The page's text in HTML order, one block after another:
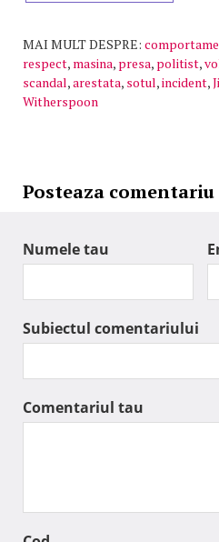
MAI MULT DESPRE:
respect, masina, presa, politist,
scandal,arestata, sotul,incident,
Witherspoon
Posteaza comentariu
Numele tau
Subiectul comentariului
Comentariul tau